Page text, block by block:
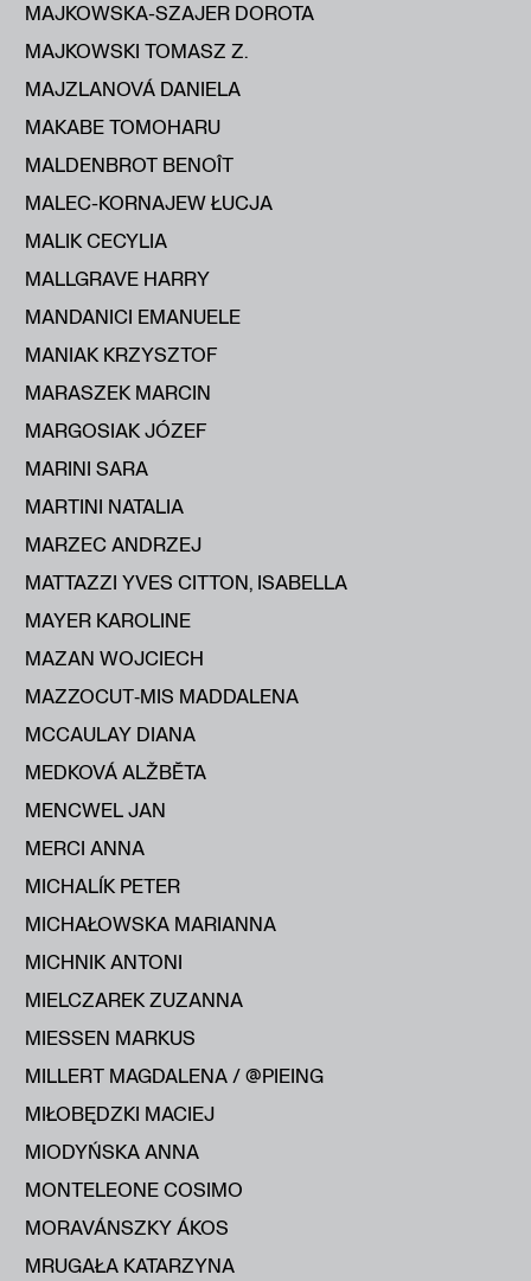
MAJKOWSKA-SZAJER DOROTA
MAJKOWSKI TOMASZ Z.
MAJZLANOVÁ DANIELA
MAKABE TOMOHARU
MALDENBROT BENOÎT
MALEC-KORNAJEW ŁUCJA
MALIK CECYLIA
MALLGRAVE HARRY
MANDANICI EMANUELE
MANIAK KRZYSZTOF
MARASZEK MARCIN
MARGOSIAK JÓZEF
MARINI SARA
MARTINI NATALIA
MARZEC ANDRZEJ
MATTAZZI YVES CITTON, ISABELLA
MAYER KAROLINE
MAZAN WOJCIECH
MAZZOCUT‑MIS MADDALENA
MCCAULAY DIANA
MEDKOVÁ ALŽBĔTA
MENCWEL JAN
MERCI ANNA
MICHALÍK PETER
MICHAŁOWSKA MARIANNA
MICHNIK ANTONI
MIELCZAREK ZUZANNA
MIESSEN MARKUS
MILLERT MAGDALENA / @PIEING
MIŁOBĘDZKI MACIEJ
MIODYŃSKA ANNA
MONTELEONE COSIMO
MORAVÁNSZKY ÁKOS
MRUGAŁA KATARZYNA